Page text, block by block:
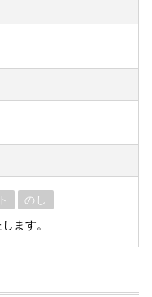
のし
ます。